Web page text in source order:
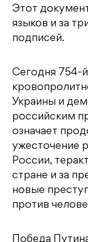
Этот
языков и за
подписей.
Сегодня 754-
Украины и
российским
означает
ужесточение
России,
стране и за
новые
против
Победа